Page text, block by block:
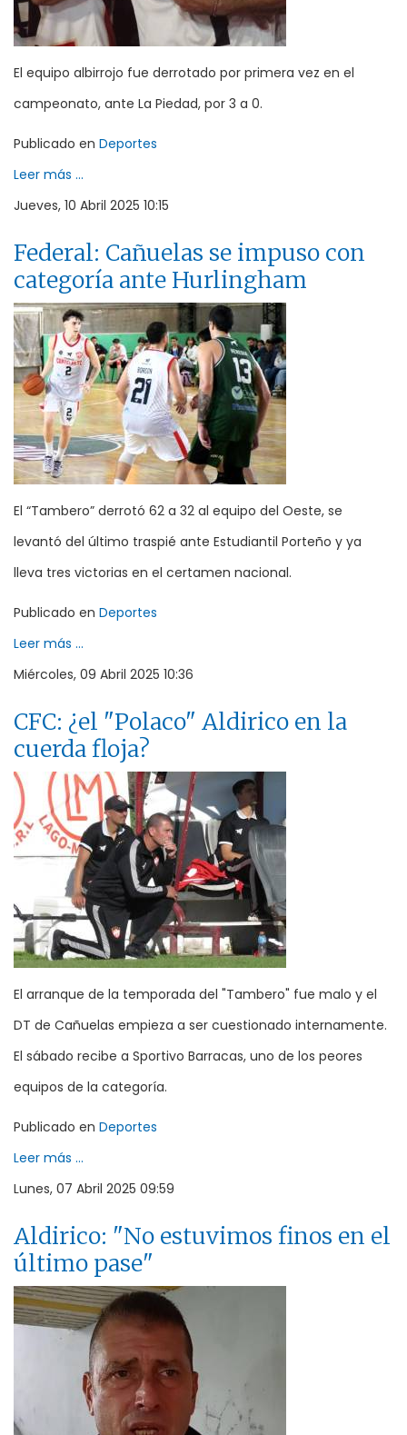
El equipo albirrojo fue derrotado por primera vez en el
campeonato, ante La Piedad, por 3 a 0.
Publicado en Deportes
Leer más ...
Jueves, 10 Abril 2025 10:15
Federal: Cañuelas se impuso con
categoría ante Hurlingham
El “Tambero” derrotó 62 a 32 al equipo del Oeste, se
levantó del último traspié ante Estudiantil Porteño y ya
lleva tres victorias en el certamen nacional.
Publicado en Deportes
Leer más ...
Miércoles, 09 Abril 2025 10:36
CFC: ¿el "Polaco" Aldirico en la
cuerda floja?
El arranque de la temporada del "Tambero" fue malo y el
DT de Cañuelas empieza a ser cuestionado internamente.
El sábado recibe a Sportivo Barracas, uno de los peores
equipos de la categoría.
Publicado en Deportes
Leer más ...
Lunes, 07 Abril 2025 09:59
Aldirico: "No estuvimos finos en el
último pase"